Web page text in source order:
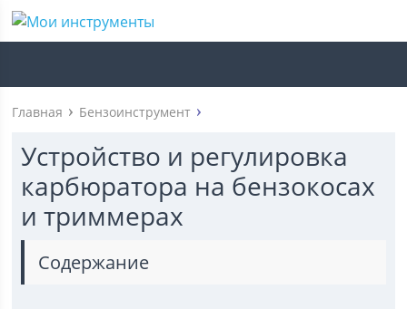
Главная Бензоинструмент
Устройство и регулировка
карбюратора на бензокосах
и триммерах
Содержание